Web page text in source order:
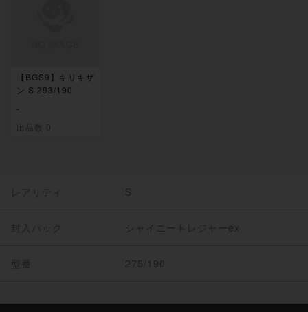
【BGS9】キリキザ
ン S 293/190
-
出品数 0
レアリティ S
封入パック シャイニートレジャーex
型番 275/190